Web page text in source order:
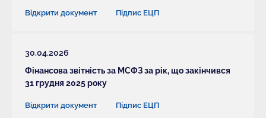
Відкрити документ Підпис ЕЦП
Фінансова звітність за МСФЗ за рік, що закінчився
31 грудня 2025 року
30.04.2026
Відкрити документ Підпис ЕЦП